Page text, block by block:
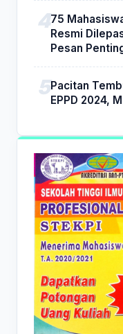
75
Resmi
Pesan
Pacitan
EPPD 2024,